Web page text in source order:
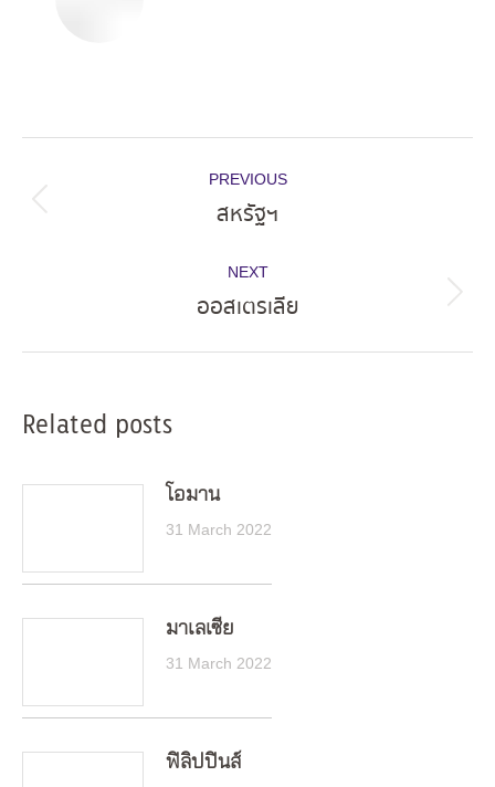
navigation
PREVIOUS
Previous
สหรัฐฯ
NEXT
Next
ออสเตรเลีย
Related posts
โอมาน
31 March 2022
มาเลเซีย
31 March 2022
ฟิลิปปินส์